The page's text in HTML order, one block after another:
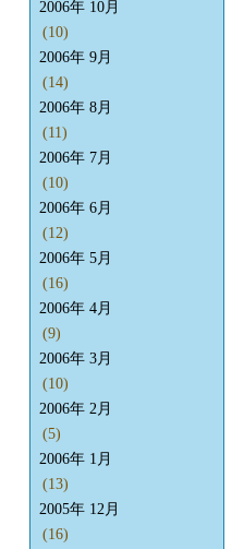
2006年 10月
(10)
2006年 9月
(14)
2006年 8月
(11)
2006年 7月
(10)
2006年 6月
(12)
2006年 5月
(16)
2006年 4月
(9)
2006年 3月
(10)
2006年 2月
(5)
2006年 1月
(13)
2005年 12月
(16)